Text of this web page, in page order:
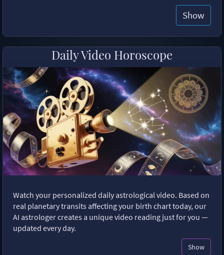
Show
Daily Video Horoscope
Watch your personalized daily astrological video. Based on
real planetary transits affecting your birth chart today, our
AI astrologer creates a unique video reading just for you —
updated every day.
Show